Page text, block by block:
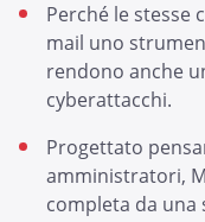
Perché le stesse
mail uno
rendono anche
cyberattacchi.
Progettato
amministratori,
completa da una